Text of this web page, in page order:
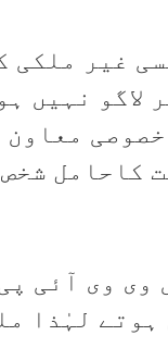
غیر ملکی
لاگو نہیں
معاون
کاحامل
وی وی آئی
لہٰذا